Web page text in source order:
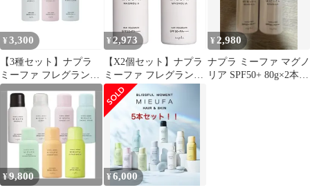
¥ 3,300
【3種セット】ナプラ
ミーファ フレグランス
UVスプレー 80g マグノ
リア ＆ テンダーリリィ
＆ シェリーサボン 【日
焼け止めスプレー】
¥ 2,973
【X2個セット】ナプラ
ミーファ フレグランス
UVスプレー 80g マグノ
リア
¥ 2,980
ナプラ ミーファ マグノ
リア SPF50+ 80g×2本
¥9,800 ¥6,000